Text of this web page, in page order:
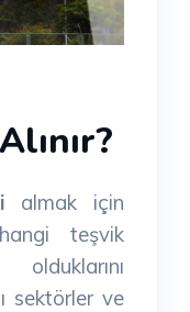
almak için
hangi teşvik
sektörler ve